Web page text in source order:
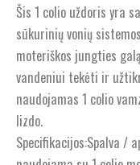
Šis 1 colio uždoris yra
sūkurinių vonių
moteriškos jungties
vandeniui tekėti ir
naudojamas 1 colio
lizdo.
Specifikacijos:Spalva /